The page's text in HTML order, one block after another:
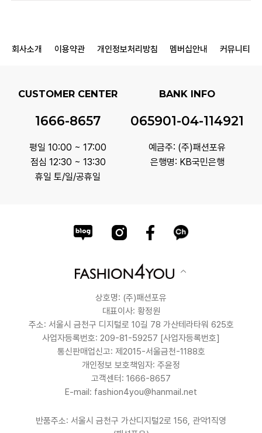
회사소개 이용약관 개인정보처리방침 멤버십안내 커뮤니티
CUSTOMER CENTER
1666-8657
평일 10:00 ~ 17:00
점심 12:30 ~ 13:30
휴일 토/일/공휴일
BANK INFO
065901-04-114921
예금주: (주)패션포유
은행명: KB국민은행
상호명: (주)패션포유
대표이사: 황정원
주소: 서울시 금천구 디지털로 10길 78 가산테라타워 625호
사업자등록번호: 209-81-59257 [사업자등록번호]
통신판매업신고: 제2015-서울금천-1188호
개인정보 보호책임자: 주윤정
고객센터: 1666-8657
E-mail: fashion4you@hanmail.net
반품주소: 서울시 금천구 가산디지털2로 156, 관악1직영